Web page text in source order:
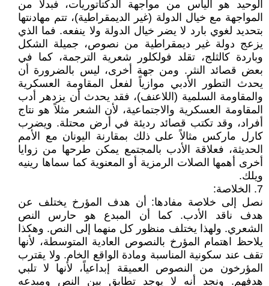
الوحيد هو اليأس من مواجهة الدكتاتوريات، فبدلاً من
المواجهة مع خيال الدولة (غير الديمقراطية)، تتم مهادنتها
بتحديد لغوي بارد لا يضر خيال الدولة ولا ينفعه. فما الذي
يزعج دولة غير ديمقراطية من نصوص، جميلة الشكل
وباردة كالثلج، تقلد فولكلور شعرية الترجمة، كما في
بعض قصائد النثر. ومن جهة أخرى، ليس بالضرورة أن
يحدث التطور الأدبي موازياً لفعل المقاومة العسكرية
والمقاومة السلمية (اللاعنف)، فقد يحدث أن يزدهر أدب
المقاومة العسكرية والاجتماعية، لأن الشعر مثلاً هو نتاج
أفراد، وقد تكتب قصائد رديئة في أرض محتلة. ويضرب
كارل ماركس مثالاً على ذلك بمقارنة اليونان مع الأمم
الحديثة، فعلاقة الأدب بالمجتمع يمكن طرحها من زوايا
أخرى أهمها الصلات الرمزية أو المعنوية كما سماها رينيه
ويلك.
7. الخلاصة:
نصل إلى خلاصة مفادها: أن هدف المؤرخ يختلف عن
هدف ناقد الأدب. كما أن المبدع هو حارس النص
الشعري. ولهذا يختلف منظور كل منهما إلى النص. وهكذا
يلاحظ اهتمام المؤرخ بالنصوص العادية المتوسطة، لأنها
تقف عند سكونية المناسبة ومادة الواقع الخام. ولا يقترب
المؤرخون من النصوص العميقة إبداعياً، لأنها لا تلبي
هدفهم. ونجد أنه لا يوجد تطابق بين النص ومبدعه